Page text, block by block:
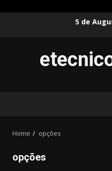
5 de
Home opções
opções